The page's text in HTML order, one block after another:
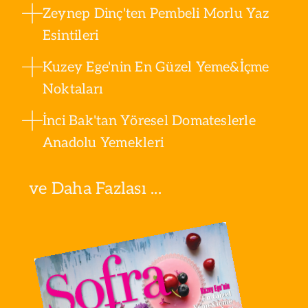
Zeynep Dinç'ten Pembeli Morlu Yaz
Esintileri
Kuzey Ege'nin En Güzel Yeme&İçme
Noktaları
İnci Bak'tan Yöresel Domateslerle
Anadolu Yemekleri
ve Daha Fazlası ...